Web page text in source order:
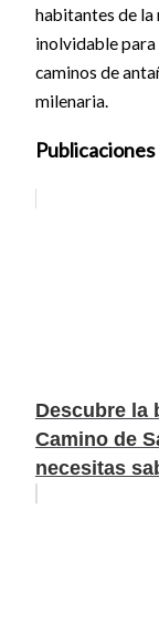
habitantes de la
inolvidable para
caminos de
milenaria.
Descubre la
Camino de
necesitas